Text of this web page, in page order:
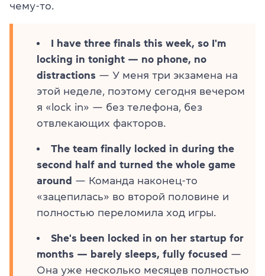
чему-то.
I have three finals this week, so I'm
locking in tonight — no phone, no
distractions — У меня три экзамена на
этой неделе, поэтому сегодня вечером
я «lock in» — без телефона, без
отвлекающих факторов.
The team finally locked in during the
second half and turned the whole game
around — Команда наконец-то
«зацепилась» во второй половине и
полностью переломила ход игры.
She's been locked in on her startup for
months — barely sleeps, fully focused —
Она уже несколько месяцев полностью